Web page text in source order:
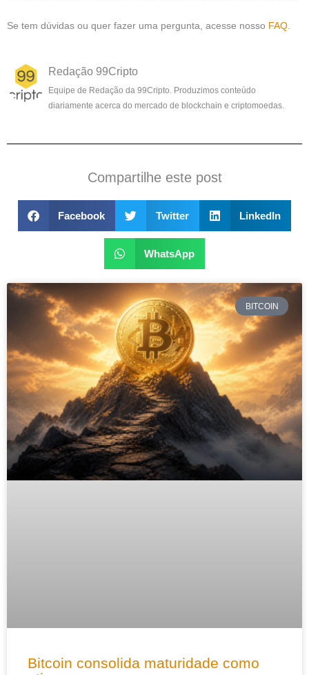
Se tem dúvidas ou quer fazer uma pergunta, acesse nosso FAQ
Redação 99Cripto
Equipe de Redação da 99Cripto. Produzimos conteúdo
diariamente acerca do mercado de blockchain e criptomoedas.
Compartilhe este post
Facebook Twitter LinkedIn
WhatsApp
BITCOIN
Bitcoin consolida maturidade como